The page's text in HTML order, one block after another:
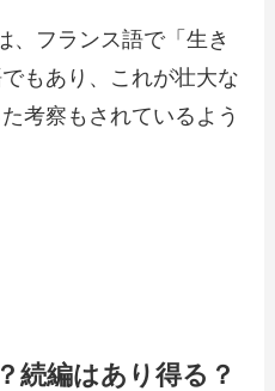
、フランス語で「生き
もあり、これが壮大な
考察もされているよう
続編はあり得る？